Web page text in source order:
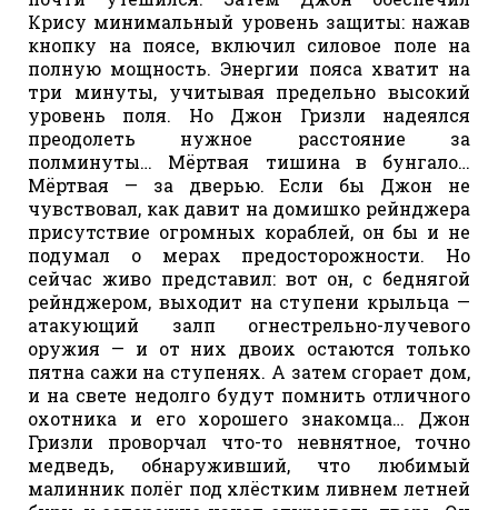
Крису минимальный уровень защиты: нажав
кнопку на поясе, включил силовое поле на
полную мощность. Энергии пояса хватит на
три минуты, учитывая предельно высокий
уровень поля. Но Джон Гризли надеялся
преодолеть нужное расстояние за
полминуты… Мёртвая тишина в бунгало…
Мёртвая — за дверью. Если бы Джон не
чувствовал, как давит на домишко рейнджера
присутствие огромных кораблей, он бы и не
подумал о мерах предосторожности. Но
сейчас живо представил: вот он, с беднягой
рейнджером, выходит на ступени крыльца —
атакующий залп огнестрельно-лучевого
оружия — и от них двоих остаются только
пятна сажи на ступенях. А затем сгорает дом,
и на свете недолго будут помнить отличного
охотника и его хорошего знакомца… Джон
Гризли проворчал что-то невнятное, точно
медведь, обнаруживший, что любимый
малинник полёг под хлёстким ливнем летней